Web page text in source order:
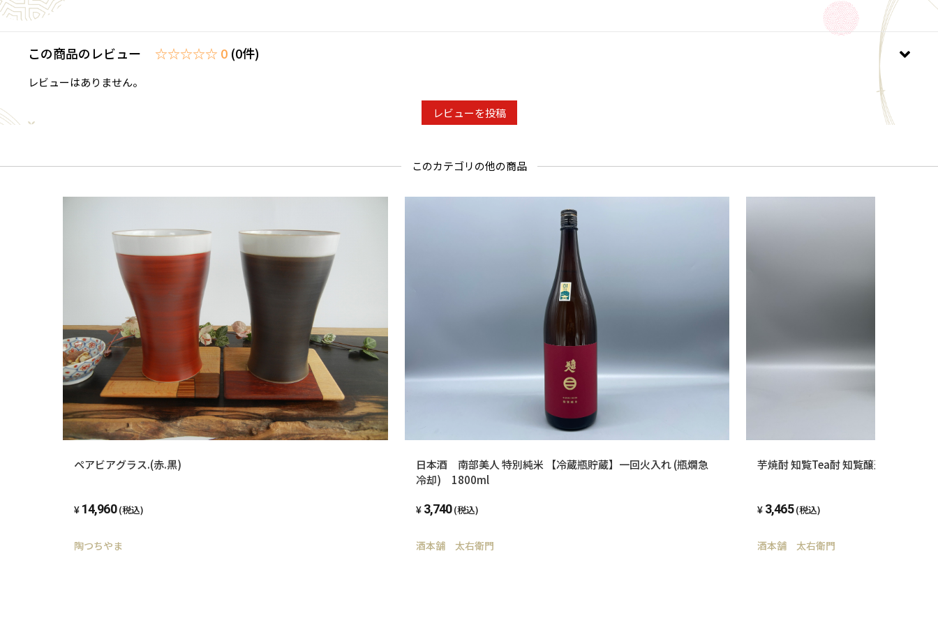
この商品のレビュー ☆☆☆☆☆ 0 (0件)
レビューはありません。
レビューを投稿
このカテゴリの他の商品
ペアビアグラス.(赤.黒)
14,960 (税込)
陶つちやま
日本酒 南部美人 特別純米 【冷蔵瓶貯蔵】一回火入れ (瓶燗急
冷却) 1800ml
3,740 (税込)
酒本舗 太右衛門
芋焼酎 知覧Tea酎 知覧醸造 1800ml
3,465 (税込)
酒本舗 太右衛門